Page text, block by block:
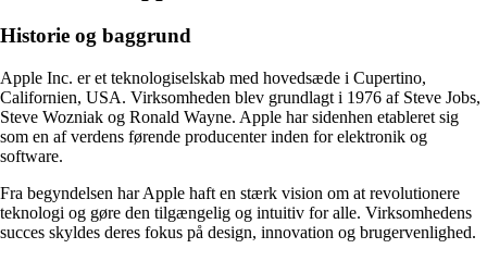
Historie og baggrund
Apple Inc. er et teknologiselskab med hovedsæde i Cupertino,
Californien, USA. Virksomheden blev grundlagt i 1976 af Steve Jobs,
Steve Wozniak og Ronald Wayne. Apple har sidenhen etableret sig
som en af verdens førende producenter inden for elektronik og
software.
Fra begyndelsen har Apple haft en stærk vision om at revolutionere
teknologi og gøre den tilgængelig og intuitiv for alle. Virksomhedens
succes skyldes deres fokus på design, innovation og brugervenlighed.